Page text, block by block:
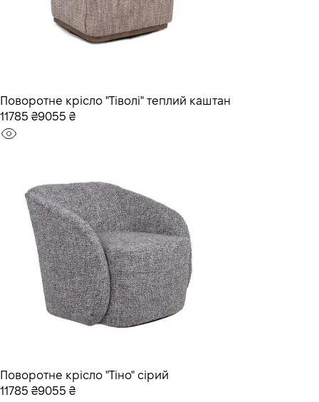
Поворотне крісло "Тіволі" теплий каштан
11785 ₴9055 ₴
Поворотне крісло "Тіно" сірий
11785 ₴9055 ₴